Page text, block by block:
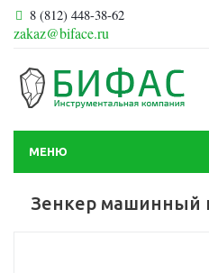
8 (812) 448-38-62
zakaz@biface.ru
МЕНЮ
Зенкер машинный